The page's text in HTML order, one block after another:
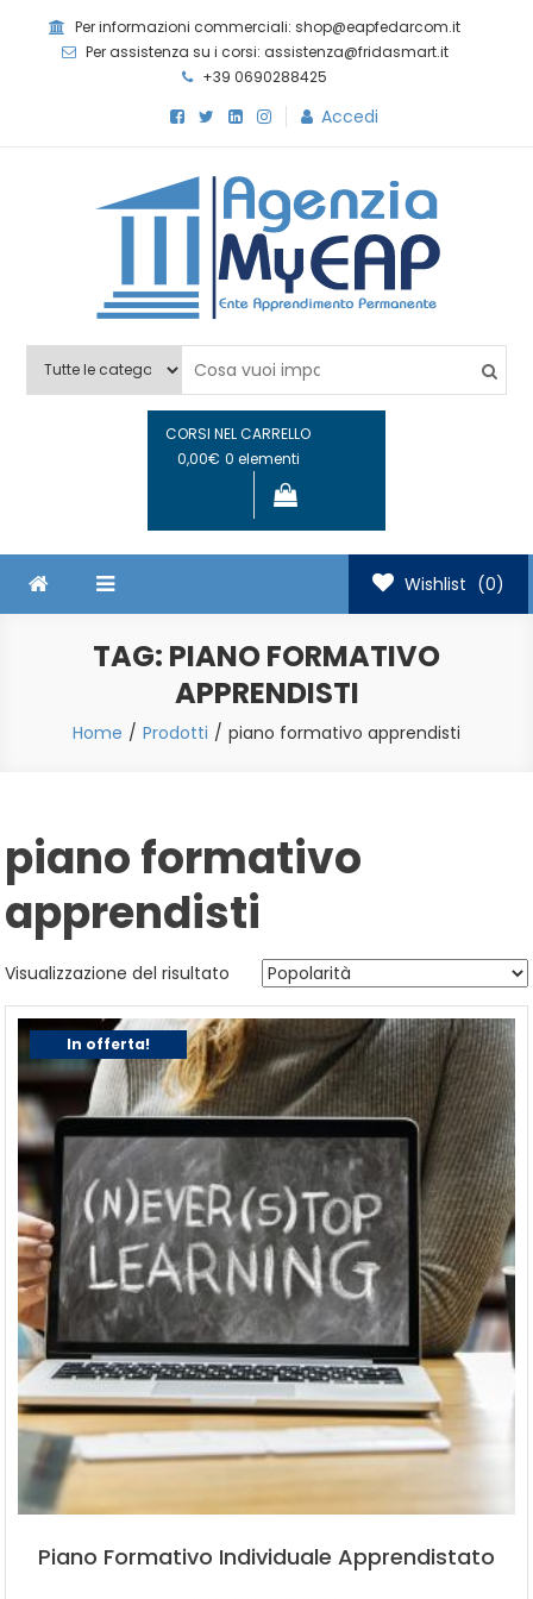
Per informazioni commerciali: shop@eapfedarcom.it
Per assistenza su i corsi: assistenza@fridasmart.it
+39 0690288425
Accedi
Agenzia MyEAP
CORSI NEL CARRELLO
0,00€ 0 elementi
Wishlist (0)
TAG: PIANO FORMATIVO
APPRENDISTI
Home Prodotti piano formativo apprendisti
piano formativo
apprendisti
Visualizzazione del risultato
In offerta!
Piano Formativo Individuale Apprendistato